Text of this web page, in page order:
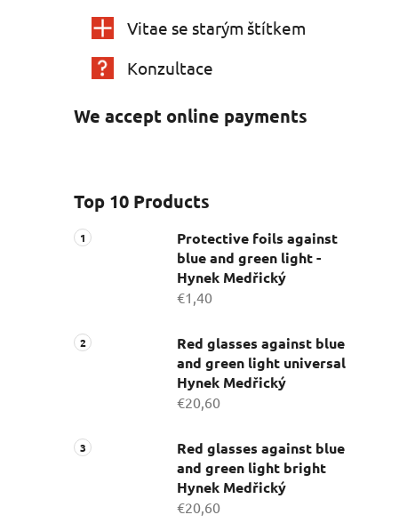
Vitae se starým štítkem
Konzultace
We accept online payments
Top 10 Products
Protective foils against
blue and green light -
Hynek Medřický
€1,40
Red glasses against blue
and green light universal
Hynek Medřický
€20,60
Red glasses against blue
and green light bright
Hynek Medřický
€20,60